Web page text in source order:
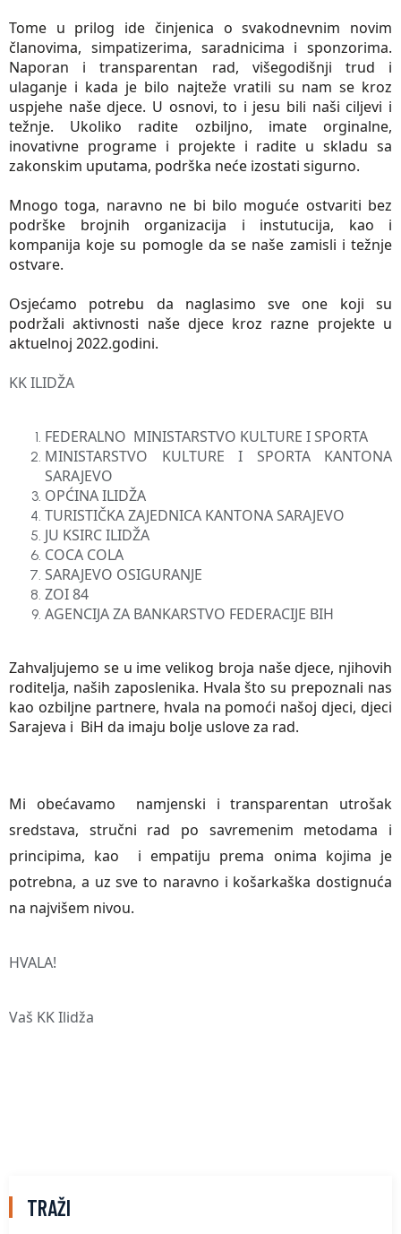
Tome u prilog ide činjenica o svakodnevnim novim
članovima, simpatizerima, saradnicima i sponzorima.
Naporan i transparentan rad, višegodišnji trud i
ulaganje i kada je bilo najteže vratili su nam se kroz
uspjehe naše djece. U osnovi, to i jesu bili naši ciljevi i
težnje. Ukoliko radite ozbiljno, imate orginalne,
inovativne programe i projekte i radite u skladu sa
zakonskim uputama, podrška neće izostati sigurno.
Mnogo toga, naravno ne bi bilo moguće ostvariti bez
podrške brojnih organizacija i instutucija, kao i
kompanija koje su pomogle da se naše zamisli i težnje
ostvare.
Osjećamo potrebu da naglasimo sve one koji su
podržali aktivnosti naše djece kroz razne projekte u
aktuelnoj 2022.godini.
KK ILIDŽA
FEDERALNO MINISTARSTVO KULTURE I SPORTA
MINISTARSTVO KULTURE I SPORTA KANTONA
SARAJEVO
OPĆINA ILIDŽA
TURISTIČKA ZAJEDNICA KANTONA SARAJEVO
JU KSIRC ILIDŽA
COCA COLA
SARAJEVO OSIGURANJE
ZOI 84
AGENCIJA ZA BANKARSTVO FEDERACIJE BIH
Zahvaljujemo se u ime velikog broja naše djece, njihovih
roditelja, naših zaposlenika. Hvala što su prepoznali nas
kao ozbiljne partnere, hvala na pomoći našoj djeci, djeci
Sarajeva i BiH da imaju bolje uslove za rad.
Mi obećavamo namjenski i transparentan utrošak
sredstava, stručni rad po savremenim metodama i
principima, kao i empatiju prema onima kojima je
potrebna, a uz sve to naravno i košarkaška dostignuća
na najvišem nivou.
HVALA!
Vaš KK Ilidža
TRAŽI